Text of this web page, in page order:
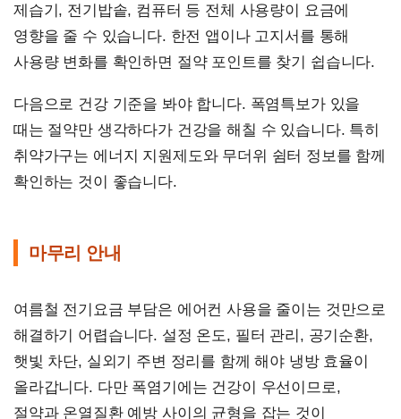
제습기, 전기밥솥, 컴퓨터 등 전체 사용량이 요금에
영향을 줄 수 있습니다. 한전 앱이나 고지서를 통해
사용량 변화를 확인하면 절약 포인트를 찾기 쉽습니다.
다음으로 건강 기준을 봐야 합니다. 폭염특보가 있을
때는 절약만 생각하다가 건강을 해칠 수 있습니다. 특히
취약가구는 에너지 지원제도와 무더위 쉼터 정보를 함께
확인하는 것이 좋습니다.
마무리 안내
여름철 전기요금 부담은 에어컨 사용을 줄이는 것만으로
해결하기 어렵습니다. 설정 온도, 필터 관리, 공기순환,
햇빛 차단, 실외기 주변 정리를 함께 해야 냉방 효율이
올라갑니다. 다만 폭염기에는 건강이 우선이므로,
절약과 온열질환 예방 사이의 균형을 잡는 것이